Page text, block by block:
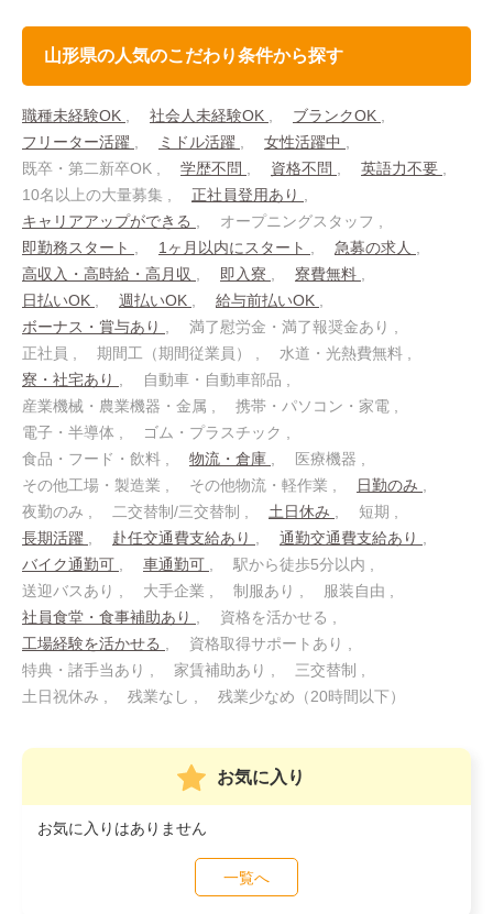
山形県の人気のこだわり条件から探す
職種未経験OK 社会人未経験OK
ブランクOK
フリーター活躍
ミドル活躍
女性活躍中
既卒・第二新卒OK
学歴不問 資格不問
英語力不要
10名以上の大量募集
正社員登用あり
キャリアアップができる
オープニングスタッフ
即勤務スタート
1ヶ月以内にスタート
急募の求人
高収入・高時給・高月収
即入寮
寮費無料
日払いOK
週払いOK
給与前払いOK
ボーナス・賞与あり
満了慰労金・満了報奨金あり
正社員
期間工（期間従業員）
水道・光熱費無料
寮・社宅あり
自動車・自動車部品
産業機械・農業機器・金属
携帯・パソコン・家電
電子・半導体
ゴム・プラスチック
食品・フード・飲料
物流・倉庫
医療機器
その他工場・製造業
その他物流・軽作業
日勤のみ
夜勤のみ
二交替制/三交替制 土日休み
短期
長期活躍
赴任交通費支給あり
通勤交通費支給あり
バイク通勤可
車通勤可
駅から徒歩5分以内
送迎バスあり
大手企業 制服あり
服装自由
社員食堂・食事補助あり
資格を活かせる
工場経験を活かせる
資格取得サポートあり
特典・諸手当あり
家賃補助あり
三交替制
土日祝休み
残業なし 残業少なめ（20時間以下）
お気に入り
お気に入りはありません
一覧へ